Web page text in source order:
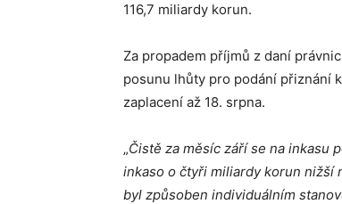
116,7 miliardy korun.
Za propadem příjmů z daní
posunu lhůty pro podání přiznání
zaplacení až 18. srpna.
„Čistě za měsíc září se na inkasu
inkaso o čtyři miliardy korun nižší
byl způsoben individuálním